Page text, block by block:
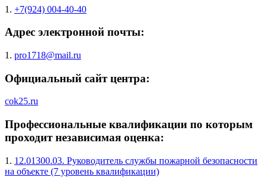
1. +7(924) 004-40-40
Адрес электронной почты:
1. pro1718@mail.ru
Официальный сайт центра:
cok25.ru
Профессиональные квалификации по которым
проходит независимая оценка:
1. 12.01300.03. Руководитель службы пожарной безопасности
на объекте (7 уровень квалификации)